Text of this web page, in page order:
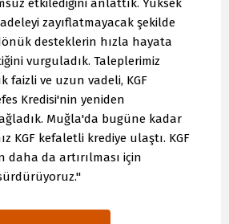
zayıflatmayacak şekilde
desteklerin hızla hayata
vurguladık. Taleplerimiz
faizli ve uzun vadeli, KGF
Kredisi'nin yeniden
Muğla'da bugüne kadar
KGF kefaletli krediye ulaştı. KGF
daha da artırılması için